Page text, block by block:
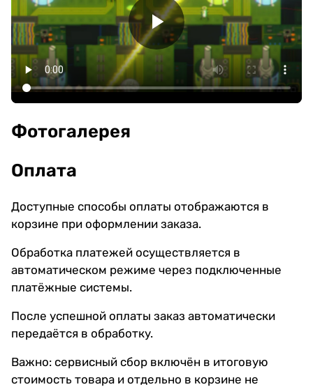
Фотогалерея
Оплата
Доступные способы оплаты отображаются в
корзине при оформлении заказа.
Обработка платежей осуществляется в
автоматическом режиме через подключенные
платёжные системы.
После успешной оплаты заказ автоматически
передаётся в обработку.
Важно: сервисный сбор включён в итоговую
стоимость товара и отдельно в корзине не